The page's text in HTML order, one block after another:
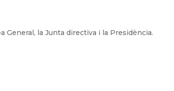
General, la Junta directiva i la Presidència.